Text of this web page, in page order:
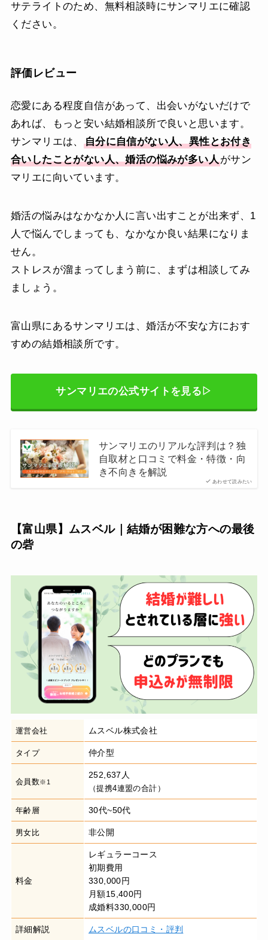
サテライトのため、無料相談時にサンマリエに確認
ください。
評価レビュー
恋愛にある程度自信があって、出会いがないだけで
あれば、もっと安い結婚相談所で良いと思います。
サンマリエは、
自分に自信がない人、異性とお付き
合いしたことがない人、婚活の悩みが多い人がサン
マリエに向いています。
婚活の悩みはなかなか人に言い出すことが出来ず、1
人で悩んでしまっても、なかなか良い結果になりま
せん。
ストレスが溜まってしまう前に、まずは相談してみ
ましょう。
富山県にあるサンマリエは、婚活が不安な方におす
すめの結婚相談所です。
サンマリエの公式サイトを見る▷
あわせて読みたい
サンマリエのリアルな評判は？独
自取材と口コミで料金・特徴・向
き不向きを解説
【富山県】ムスベル｜結婚が困難な方への最後
の砦
運営会社 ムスベル株式会社
タイプ 仲介型
会員数※1
252,637人
（提携4連盟の合計）
年齢層 30代~50代
男女比 非公開
料金
レギュラーコース
初期費用
330,000円
月額15,400円
成婚料330,000円
詳細解説 ムスベルの口コミ・評判